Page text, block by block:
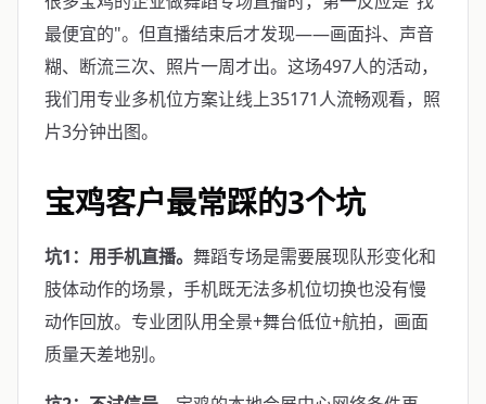
最便宜的"。但直播结束后才发现——画面抖、声音
糊、断流三次、照片一周才出。这场497人的活动，
我们用专业多机位方案让线上35171人流畅观看，照
片3分钟出图。
宝鸡客户最常踩的3个坑
坑1：用手机直播。 舞蹈专场是需要展现队形变化和
肢体动作的场景，手机既无法多机位切换也没有慢
动作回放。专业团队用全景+舞台低位+航拍，画面
质量天差地别。